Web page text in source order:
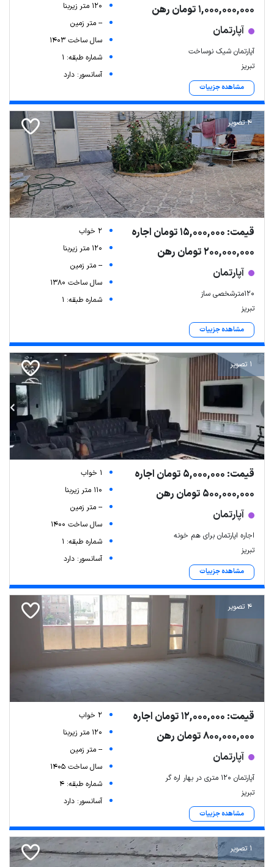
1,000,000,000 تومان رهن
آپارتمان
آپارتمان شیک نوساخت
تبریز
مشاهده جزییات
120 متر زیربنا
-- متر زمین
سال ساخت 1403
شماره طبقه: 1
آسانسور: دارد
4 تصویر
قیمت: 15,000,000 تومان اجاره
200,000,000 تومان رهن
آپارتمان
۱۲۰مترشخصی ساز
تبریز
مشاهده جزییات
2 خواب
120 متر زیربنا
-- متر زمین
سال ساخت 1380
شماره طبقه: 1
1 تصویر
قیمت: 5,000,000 تومان اجاره
500,000,000 تومان رهن
آپارتمان
اجاره اپارتمان برای هم خونه
تبریز
مشاهده جزییات
1 خواب
110 متر زیربنا
-- متر زمین
سال ساخت 1400
شماره طبقه: 1
آسانسور: دارد
4 تصویر
قیمت: 12,000,000 تومان اجاره
800,000,000 تومان رهن
آپارتمان
آپارتمان ۱۲۰ متری در بهار اره گر
تبریز
مشاهده جزییات
2 خواب
120 متر زیربنا
-- متر زمین
سال ساخت 1405
شماره طبقه: 4
آسانسور: دارد
1 تصویر